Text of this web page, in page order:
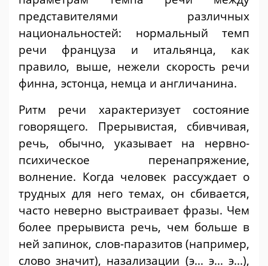
представителями различных
национальностей: нормальный темп
речи француза и итальянца, как
правило, выше, нежели скорость речи
финна, эстонца, немца и англичанина.
Ритм речи характеризует состояние
говорящего. Прерывистая, сбивчивая,
речь, обычно, указывает на нервно-
психическое перенапряжение,
волнение. Когда человек рассуждает о
трудных для него темах, он сбивается,
часто неверно выстраивает фразы. Чем
более прерывиста речь, чем больше в
ней запинок, слов-паразитов (например,
слово значит), назализации (э... э... э...),